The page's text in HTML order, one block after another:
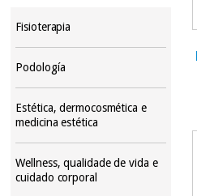
Fisioterapia
Podología
Estética, dermocosmética e
medicina estética
Wellness, qualidade de vida e
cuidado corporal